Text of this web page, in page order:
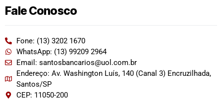
Fale Conosco
Fone: (13) 3202 1670
WhatsApp: (13) 99209 2964
Email: santosbancarios@uol.com.br
Endereço: Av. Washington Luís, 140 (Canal 3) Encruzilhada,
Santos/SP
CEP: 11050-200